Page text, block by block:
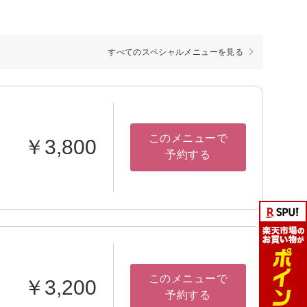
すべてのスペシャルメニューを見る
￥3,800
このメニューで
予約する
￥3,200
このメニューで
予約する